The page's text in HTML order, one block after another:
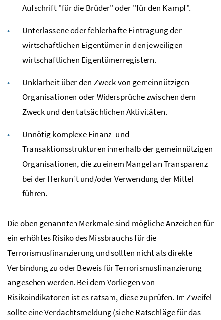
Aufschrift "für die Brüder" oder "für den Kampf".
Unterlassene oder fehlerhafte Eintragung der
wirtschaftlichen Eigentümer in den jeweiligen
wirtschaftlichen Eigentümerregistern.
Unklarheit über den Zweck von gemeinnützigen
Organisationen oder Widersprüche zwischen dem
Zweck und den tatsächlichen Aktivitäten.
Unnötig komplexe Finanz- und
Transaktionsstrukturen innerhalb der gemeinnützigen
Organisationen, die zu einem Mangel an Transparenz
bei der Herkunft und/oder Verwendung der Mittel
führen.
Die oben genannten Merkmale sind mögliche Anzeichen für
ein erhöhtes Risiko des Missbrauchs für die
Terrorismusfinanzierung und sollten nicht als direkte
Verbindung zu oder Beweis für Terrorismusfinanzierung
angesehen werden. Bei dem Vorliegen von
Risikoindikatoren ist es ratsam, diese zu prüfen. Im Zweifel
sollte eine Verdachtsmeldung (siehe Ratschläge für das